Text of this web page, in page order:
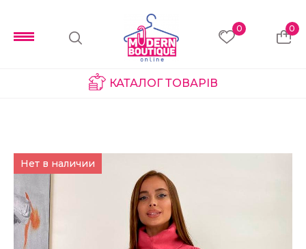
0 0
КАТАЛОГ ТОВАРІВ
Нет в наличии